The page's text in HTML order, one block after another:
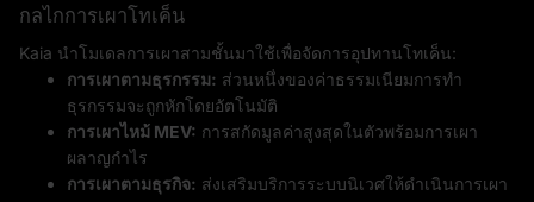
กลไกการเผาโทเค็น
Kaia นำโมเดลการเผาสามชั้นมาใช้เพื่อจัดการอุปทานโทเค็น:
การเผาตามธุรกรรม: ส่วนหนึ่งของค่าธรรมเนียมการทำ
ธุรกรรมจะถูกหักโดยอัตโนมัติ
การเผาไหม้ MEV: การสกัดมูลค่าสูงสุดในตัวพร้อมการเผา
ผลาญกำไร
การเผาตามธุรกิจ: ส่งเสริมบริการระบบนิเวศให้ดำเนินการเผา